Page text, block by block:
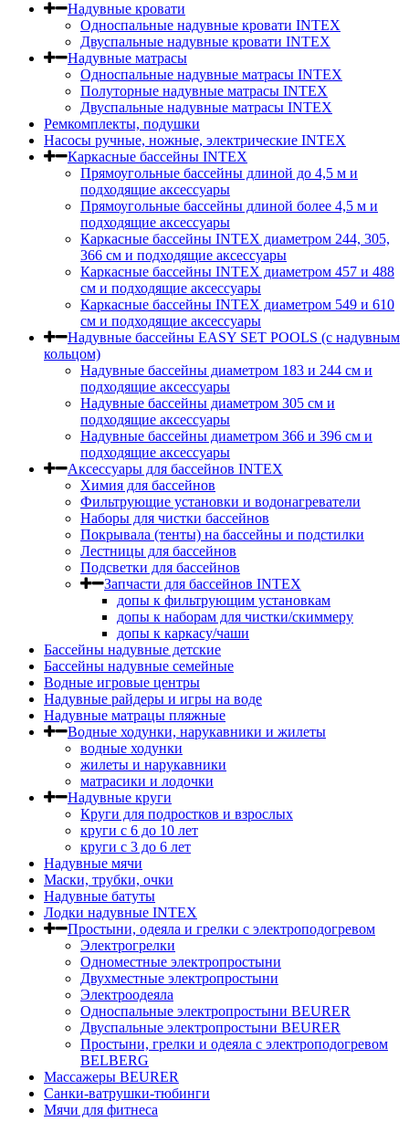
Надувные кровати
Односпальные надувные кровати INTEX
Двуспальные надувные кровати INTEX
Надувные матрасы
Односпальные надувные матрасы INTEX
Полуторные надувные матрасы INTEX
Двуспальные надувные матрасы INTEX
Ремкомплекты, подушки
Насосы ручные, ножные, электрические INTEX
Каркасные бассейны INTEX
Прямоугольные бассейны длиной до 4,5 м и
подходящие аксессуары
Прямоугольные бассейны длиной более 4,5 м и
подходящие аксессуары
Каркасные бассейны INTEX диаметром 244, 305,
366 см и подходящие аксессуары
Каркасные бассейны INTEX диаметром 457 и 488
cм и подходящие аксессуары
Каркасные бассейны INTEX диаметром 549 и 610
см и подходящие аксессуары
Надувные бассейны EASY SET POOLS (с надувным
кольцом)
Надувные бассейны диаметром 183 и 244 см и
подходящие аксессуары
Надувные бассейны диаметром 305 см и
подходящие аксессуары
Надувные бассейны диаметром 366 и 396 см и
подходящие аксессуары
Аксессуары для бассейнов INTEX
Химия для бассейнов
Фильтрующие установки и водонагреватели
Наборы для чистки бассейнов
Покрывала (тенты) на бассейны и подстилки
Лестницы для бассейнов
Подсветки для бассейнов
Запчасти для бассейнов INTEX
допы к фильтрующим установкам
допы к наборам для чистки/скиммеру
допы к каркасу/чаши
Бассейны надувные детские
Бассейны надувные семейные
Водные игровые центры
Надувные райдеры и игры на воде
Надувные матрацы пляжные
Водные ходунки, нарукавники и жилеты
водные ходунки
жилеты и нарукавники
матрасики и лодочки
Надувные круги
Круги для подростков и взрослых
круги с 6 до 10 лет
круги c 3 до 6 лет
Надувные мячи
Маски, трубки, очки
Надувные батуты
Лодки надувные INTEX
Простыни, одеяла и грелки с электроподогревом
Электрогрелки
Одноместные электропростыни
Двухместные электропростыни
Электроодеяла
Односпальные электропростыни BEURER
Двуспальные электропростыни BEURER
Простыни, грелки и одеяла с электроподогревом
BELBERG
Массажеры BEURER
Санки-ватрушки-тюбинги
Мячи для фитнеса